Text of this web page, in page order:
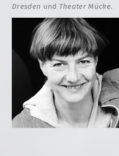
Dresden und Theater Mücke.